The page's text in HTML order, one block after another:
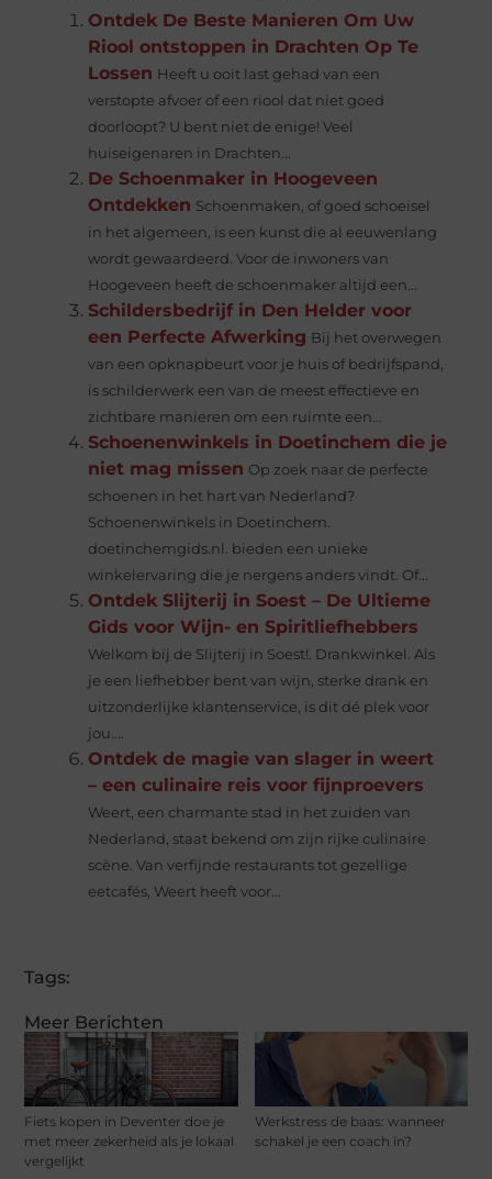
Meer Berichten
Fiets kopen in Deventer doe je
met meer zekerheid als je lokaal
vergelijkt
Werkstress de baas: wanneer
schakel je een coach in?
Ontdek De Beste Manieren Om Uw
Riool ontstoppen in Drachten Op Te
Lossen Heeft u ooit last gehad van een
verstopte afvoer of een riool dat niet goed
doorloopt? U bent niet de enige! Veel
huiseigenaren in Drachten...
De Schoenmaker in Hoogeveen
Ontdekken Schoenmaken, of goed schoeisel
in het algemeen, is een kunst die al eeuwenlang
wordt gewaardeerd. Voor de inwoners van
Hoogeveen heeft de schoenmaker altijd een...
Schildersbedrijf in Den Helder voor
een Perfecte Afwerking Bij het overwegen
van een opknapbeurt voor je huis of bedrijfspand,
is schilderwerk een van de meest effectieve en
zichtbare manieren om een ruimte een...
Schoenenwinkels in Doetinchem die je
niet mag missen Op zoek naar de perfecte
schoenen in het hart van Nederland?
Schoenenwinkels in Doetinchem.
doetinchemgids.nl. bieden een unieke
winkelervaring die je nergens anders vindt. Of...
Ontdek Slijterij in Soest – De Ultieme
Gids voor Wijn- en Spiritliefhebbers
Welkom bij de Slijterij in Soest!. Drankwinkel. Als
je een liefhebber bent van wijn, sterke drank en
uitzonderlijke klantenservice, is dit dé plek voor
jou....
Ontdek de magie van slager in weert
– een culinaire reis voor fijnproevers
Weert, een charmante stad in het zuiden van
Nederland, staat bekend om zijn rijke culinaire
scène. Van verfijnde restaurants tot gezellige
eetcafés, Weert heeft voor...
Tags: